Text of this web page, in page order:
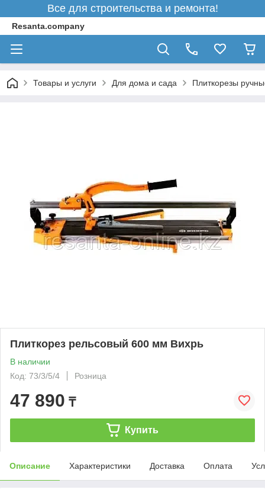
Все для строительства и ремонта!
Resanta.company
Товары и услуги Для дома и сада Плиткорезы
Плиткорез рельсовый 600 мм Вихрь
В наличии
Код: 73/3/5/4
Розница
47 890 ₸
Купить
Описание Характеристики Доставка Оплата